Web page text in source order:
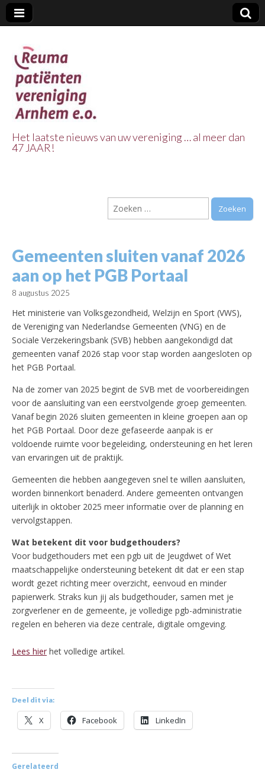
Vereniging
Arnhem e.o.
Het laatste nieuws van uw vereniging … al meer dan
47 JAAR!
Zoeken
naar:
Gemeenten sluiten vanaf 2026
aan op het PGB Portaal
8 augustus 2025
Het ministerie van Volksgezondheid, Welzijn en Sport (VWS),
de Vereniging van Nederlandse Gemeenten (VNG) en de
Sociale Verzekeringsbank (SVB) hebben aangekondigd dat
gemeenten vanaf 2026 stap voor stap worden aangesloten op
het PGB Portaal.
Na de zomer van 2025 begint de SVB met de voorbereidingen
voor de aansluiting van een eerstvolgende groep gemeenten.
Vanaf begin 2026 sluiten gemeenten in kleine groepen aan op
het PGB Portaal. Door deze gefaseerde aanpak is er
voldoende ruimte voor begeleiding, ondersteuning en het leren
van ervaringen uit de praktijk.
Gemeenten die hebben aangegeven snel te willen aansluiten,
worden binnenkort benaderd. Andere gemeenten ontvangen
uiterlijk in oktober 2025 meer informatie over de planning en
vervolgstappen.
Wat betekent dit voor budgethouders?
Voor budgethouders met een pgb uit de Jeugdwet of Wet
maatschappelijke ondersteuning betekent dit dat er een stap
wordt gezet richting meer overzicht, eenvoud en minder
papierwerk. Straks kun jij als budgethouder, samen met je
zorgverlener en de gemeente, je volledige pgb-administratie
regelen en beheren via deze centrale, digitale omgeving.
Lees hier het volledige artikel.
Deel dit via:
X Facebook LinkedIn
Gerelateerd